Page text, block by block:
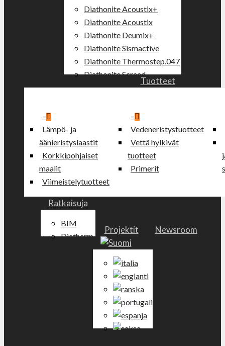
Diathonite Acoustix+
Diathonite Acoustix
Diathonite Deumix+
Diathonite Sismactive
Diathonite Thermostep.047
Diathonite Screed
Tuotteet
–
Lämpö- ja
äänieristyslaastit
Korkkipohjaiset
maalit
Viimeistelytuotteet
–
Vedeneristystuotteet
Vettä hylkivät
tuotteet
Primerit
Ratkaisuja
BIM
Diatherm
Projektit Newsroom